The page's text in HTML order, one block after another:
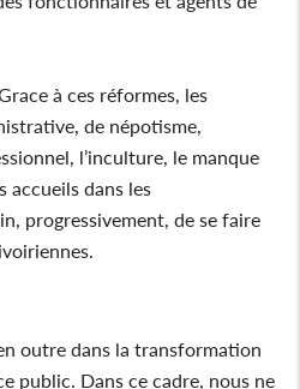
à ces réformes, les
de népotisme,
l’inculture, le manque
accueils dans les
progressivement, de se faire
outre dans la transformation
public. Dans ce cadre, nous ne